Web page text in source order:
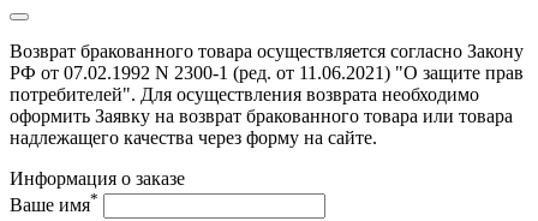
Возврат бракованного товара осуществляется согласно Закону
РФ от 07.02.1992 N 2300-1 (ред. от 11.06.2021) "О защите прав
потребителей". Для осуществления возврата необходимо
оформить Заявку на возврат бракованного товара или товара
надлежащего качества через форму на сайте.
Информация о заказе
Ваше имя*